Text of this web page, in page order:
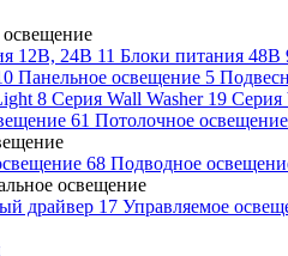
12В, 24В 11 Блоки питания 48В
Панельное освещение 5
8 Серия Wall Washer 19 Серия
61 Потолочное освещение
68 Подводное
освещение
драйвер 17 Управляемое